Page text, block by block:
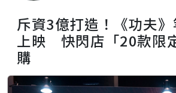
斥資3億打造！《功夫
上映 快閃店「20款限
購